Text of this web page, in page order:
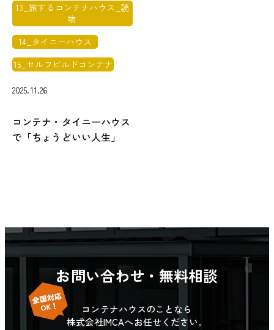
13_旅するコンテナハウス_読
物
14_タイニーハウス
15_セルフビルドコンテナ
2025.11.26
コンテナ・タイニーハウス
で「ちょうどいい人生」
お問い合わせ・無料相談
コンテナハウスのことなら
株式会社IMCAへお任せください。